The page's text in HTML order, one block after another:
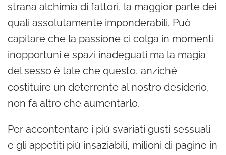
strana alchimia di fattori, la maggior parte dei
quali assolutamente imponderabili. Può
capitare che la passione ci colga in momenti
inopportuni e spazi inadeguati ma la magia
del sesso è tale che questo, anziché
costituire un deterrente al nostro desiderio,
non fa altro che aumentarlo.
Per accontentare i più svariati gusti sessuali
e gli appetiti più insaziabili, milioni di pagine in